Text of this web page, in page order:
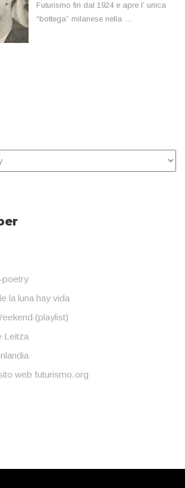
Futurismo fin dal 1924 e apre l’ unica
“bottega” milanese nella …
poetry
la luna hay vida
(playlist)
Leitza
web futurismo.org